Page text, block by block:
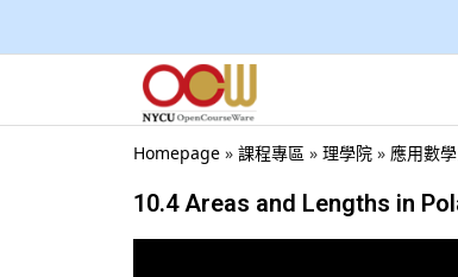
Homepage » 課程專區 » 理學院 » 應用數
10.4 Areas and Lengths in